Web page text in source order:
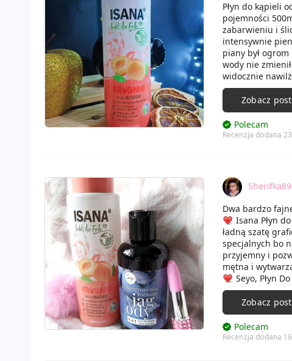
Płyn do kąpieli
pojemności
zabarwieniu i
intensywnie
piany był
wody nie
widocznie
rozluźniło i
sięgnę po niego
Zobacz post
Polecam
Recenzja dodana
Sherifka89
Dwa bardzo
Isana Płyn
ładną szatę
specjalnych bo
przyjemny i
mętna i
Seyo, Płyn
pachnie o wiele
miłych kąpieli.
czy słodycze.
kolor. Płyn
nawilża skóry
Zobacz post
Polecam
Recenzja dodana